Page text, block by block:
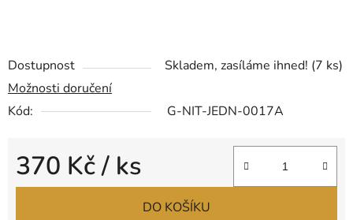
Dostupnost Skladem, zasíláme ihned! (7 ks)
Možnosti doručení
Kód:
G-NIT-JEDN-0017A
370 Kč/ ks
Měrná cena:
DO KOŠÍKU